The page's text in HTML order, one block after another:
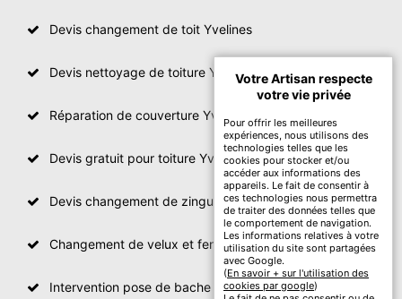
Devis changement de toit Yvelines
Devis nettoyage de toiture Yvelines
Réparation de couverture Yvelines
Devis gratuit pour toiture Yvelines
Devis changement de zinguerie Yvelines
Changement de velux et fenêtre de toit Yvelines
Intervention pose de bache sur toit Yvelines
Votre Artisan respecte
votre vie privée
Pour offrir les meilleures
expériences, nous utilisons des
technologies telles que les
cookies pour stocker et/ou
accéder aux informations des
appareils. Le fait de consentir à
ces technologies nous permettra
de traiter des données telles que
le comportement de navigation.
Les informations relatives à votre
utilisation du site sont partagées
avec Google.
(En savoir + sur l'utilisation des
cookies par google)